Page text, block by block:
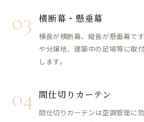
03 横断幕・懸垂幕
横長が横断幕、縦長が懸垂幕で
や分譲地、建築中の足場等に取
します。
04 間仕切りカーテン
間仕切りカーテンは空調管理に